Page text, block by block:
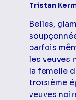
Tristan
Belles,
parfois
les veuves
la femelle
troisième
veuves